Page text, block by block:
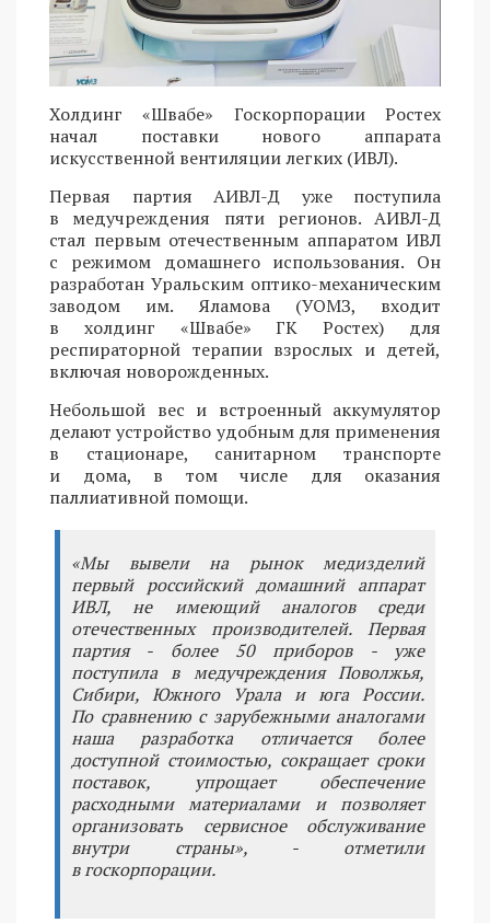
Холдинг «Швабе» Госкорпорации Ростех
начал поставки нового аппарата
искусственной вентиляции легких (ИВЛ).
Первая партия АИВЛ-Д уже поступила
в медучреждения пяти регионов. АИВЛ-Д
стал первым отечественным аппаратом ИВЛ
с режимом домашнего использования. Он
разработан Уральским оптико-механическим
заводом им. Яламова (УОМЗ, входит
в холдинг «Швабе» ГК Ростех) для
респираторной терапии взрослых и детей,
включая новорожденных.
Небольшой вес и встроенный аккумулятор
делают устройство удобным для применения
в стационаре, санитарном транспорте
и дома, в том числе для оказания
паллиативной помощи.
«Мы вывели на рынок медизделий
первый российский домашний аппарат
ИВЛ, не имеющий аналогов среди
отечественных производителей. Первая
партия - более 50 приборов - уже
поступила в медучреждения Поволжья,
Сибири, Южного Урала и юга России.
По сравнению с зарубежными аналогами
наша разработка отличается более
доступной стоимостью, сокращает сроки
поставок, упрощает обеспечение
расходными материалами и позволяет
организовать сервисное обслуживание
внутри страны», - отметили
в госкорпорации.